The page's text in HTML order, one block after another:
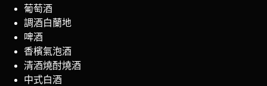
葡萄酒
調酒白蘭地
啤酒
香檳氣泡酒
清酒燒酎燒酒
中式白酒